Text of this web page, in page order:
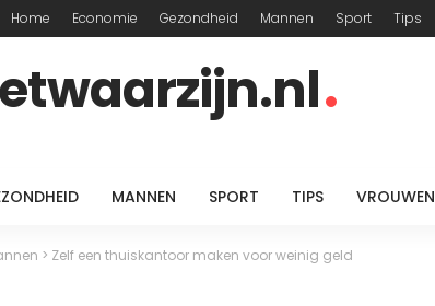
Home Economie Gezondheid Mannen Sport Tips
MANNEN SPORT TIPS VROUWEN
> Zelf een thuiskantoor maken voor weinig geld